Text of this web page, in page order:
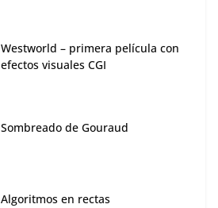
Westworld – primera película con
efectos visuales CGI
Sombreado de Gouraud
Algoritmos en rectas